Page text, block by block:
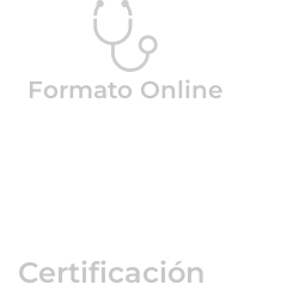
Formato Online
Certificación